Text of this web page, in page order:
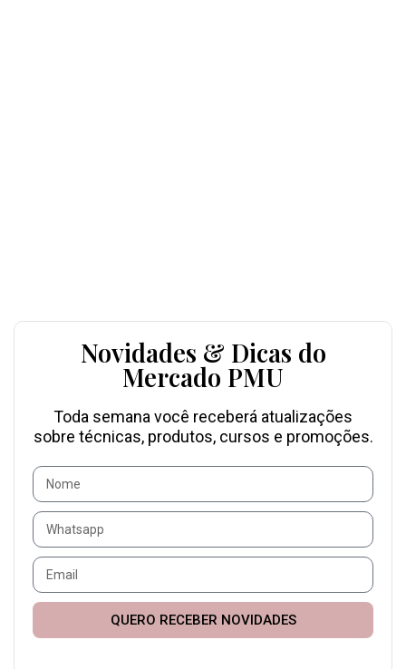
Novidades & Dicas do
Mercado PMU
Toda semana você receberá atualizações
sobre técnicas, produtos, cursos e promoções.
QUERO RECEBER NOVIDADES